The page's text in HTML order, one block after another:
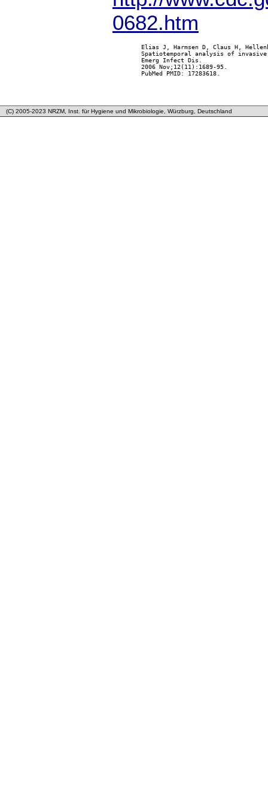
0682.htm
Elias J, Harmsen D, Claus H,
Spatiotemporal analysis of
        Emerg Infect Dis.
        2006 Nov;12(11):1689-95.
        PubMed PMID: 17283618.
(C) 2005-2023 NRZM, Inst. für Hygiene und Mikrobiologie, Würzburg, Deutschland